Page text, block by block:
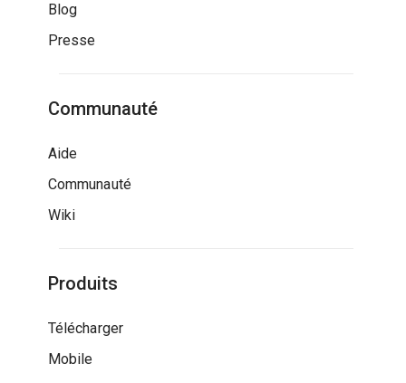
Blog
Presse
Communauté
Aide
Communauté
Wiki
Produits
Télécharger
Mobile